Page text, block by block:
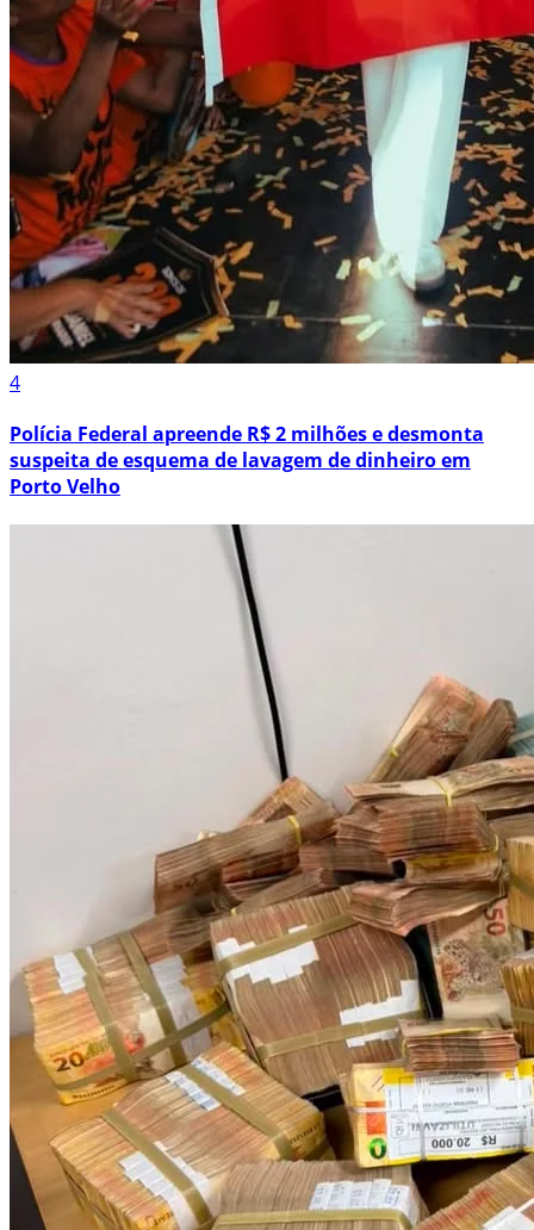
4
Polícia Federal apreende R$ 2 milhões e desmonta
suspeita de esquema de lavagem de dinheiro em
Porto Velho